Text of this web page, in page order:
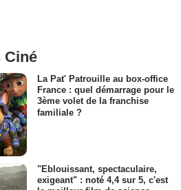
Ciné
La Pat' Patrouille au box-office
France : quel démarrage pour le
3ème volet de la franchise
familiale ?
"Eblouissant, spectaculaire,
exigeant" : noté 4,4 sur 5, c'est